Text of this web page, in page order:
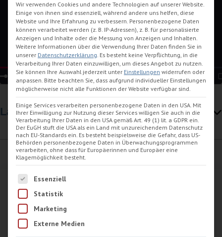
Inhalt entsperren
Erforderlichen Service akzeptieren und
Inhalte entsperren
Lage
Kontaktdaten
Wir verwenden Cookies und andere Technologien auf unserer Website.
Einige von ihnen sind essenziell, während andere uns helfen, diese
Website und Ihre Erfahrung zu verbessern. Personenbezogene Daten
können verarbeitet werden (z. B. IP-Adressen), z. B. für personalisierte
Anzeigen und Inhalte oder die Messung von Anzeigen und Inhalten.
Weitere Informationen über die Verwendung Ihrer Daten finden Sie in
unserer Datenschutzerklärung. Es besteht keine Verpflichtung, in die
Verarbeitung Ihrer Daten einzuwilligen, um dieses Angebot zu nutzen.
Sie können Ihre Auswahl jederzeit unter Einstellungen widerrufen oder
anpassen. Bitte beachten Sie, dass aufgrund individueller Einstellungen
möglicherweise nicht alle Funktionen der Website verfügbar sind.
Einige Services verarbeiten personenbezogene Daten in den USA. Mit
Ihrer Einwilligung zur Nutzung dieser Services willigen Sie auch in die
Verarbeitung Ihrer Daten in den USA gemäß Art. 49 (1) lit. a GDPR ein.
Der EuGH stuft die USA als ein Land mit unzureichendem Datenschutz
nach EU-Standards ein. Es besteht beispielsweise die Gefahr, dass US-
Behörden personenbezogene Daten in Überwachungsprogrammen
verarbeiten, ohne dass für Europäerinnen und Europäer eine
Klagemöglichkeit besteht.
Es folgt eine Liste der Service-Gruppen, für die eine
Essenziell
Statistik
Marketing
Externe Medien